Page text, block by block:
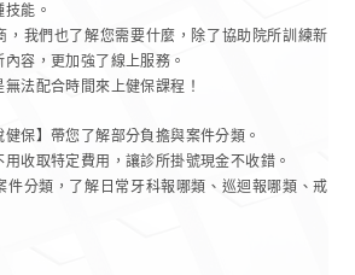
能。
，我們也了解您需要什麼，除了協助院所訓練新
容，更加強了線上服務。
法配合時間來上健保課程！
保】帶您了解部分負擔與案件分類。
收取特定費用，讓診所掛號現金不收錯。
件分類，了解日常牙科報哪類、巡迴報哪類、戒